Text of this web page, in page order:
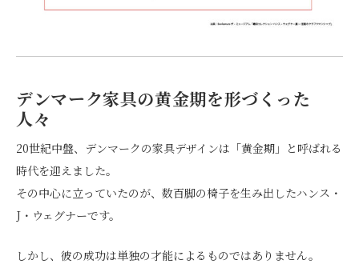
デンマーク家具の黄金期を形づくった
人々
20世紀中盤、デンマークの家具デザインは「黄金期」と呼ばれる
時代を迎えました。
その中心に立っていたのが、数百脚の椅子を生み出したハンス・
J・ウェグナーです。
しかし、彼の成功は単独の才能によるものではありません。